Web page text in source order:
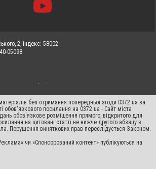
2, індекс: 58002
05098
без отримання попередньої згоди 0372.ua за
обов'язкового посилання на 0372.ua - Сайт міста
обов'язкове розміщення прямого, відкритого для
на цитовані статті не нижче другого абзацу в
Порушення виняткових прав переслідується Законом.
чи «Спонсорований контент» публікуються на